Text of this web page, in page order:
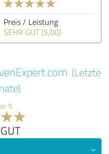
Preis / Leistung
SEHR GUT (5,00)
(Letzte
5